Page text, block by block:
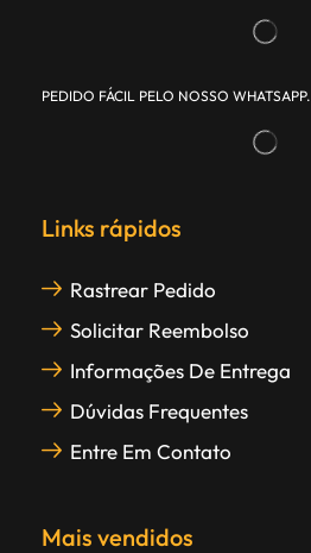
PEDIDO FÁCIL PELO NOSSO WHATSAPP.
Links rápidos
Rastrear Pedido
Solicitar Reembolso
Informações De Entrega
Dúvidas Frequentes
Entre Em Contato
Mais vendidos